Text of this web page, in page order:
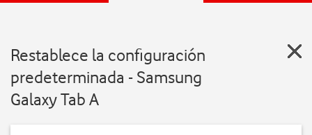
Restablece la configuración
predeterminada - Samsung
Galaxy Tab A